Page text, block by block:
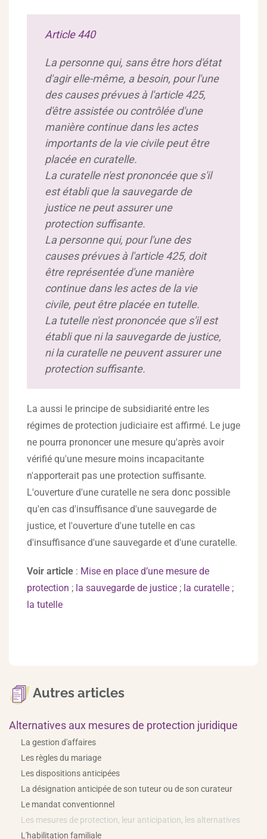
Article 440
La personne qui, sans être hors d'état
d'agir elle-même, a besoin, pour l'une
des causes prévues à l'article 425,
d'être assistée ou contrôlée d'une
manière continue dans les actes
importants de la vie civile peut être
placée en curatelle.
La curatelle n'est prononcée que s'il
est établi que la sauvegarde de
justice ne peut assurer une
protection suffisante.
La personne qui, pour l'une des
causes prévues à l'article 425, doit
être représentée d'une manière
continue dans les actes de la vie
civile, peut être placée en tutelle.
La tutelle n'est prononcée que s'il est
établi que ni la sauvegarde de justice,
ni la curatelle ne peuvent assurer une
protection suffisante.
La aussi le principe de subsidiarité entre les
régimes de protection judiciaire est affirmé. Le juge
ne pourra prononcer une mesure qu'après avoir
vérifié qu'une mesure moins incapacitante
n'apporterait pas une protection suffisante.
L'ouverture d'une curatelle ne sera donc possible
qu'en cas d'insuffisance d'une sauvegarde de
justice, et l'ouverture d'une tutelle en cas
d'insuffisance d'une sauvegarde et d'une curatelle.
Voir article : Mise en place d’une mesure de
protection ; la sauvegarde de justice ; la curatelle ;
la tutelle
Autres articles
Alternatives aux mesures de protection juridique
La gestion d'affaires
Les règles du mariage
Les dispositions anticipées
La désignation anticipée de son tuteur ou de son curateur
Le mandat conventionnel
Les mesures de protection, leur anticipation, les alternatives
L'habilitation familiale